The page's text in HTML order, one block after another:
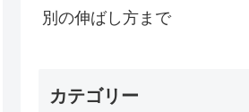
別の伸ばし方まで
カテゴリー